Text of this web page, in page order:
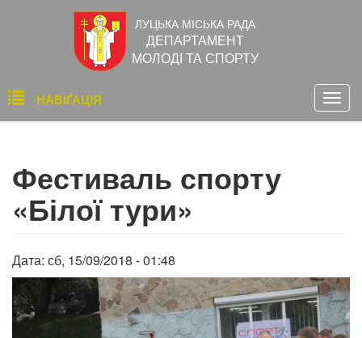
ЛУЦЬКА МІСЬКА РАДА
ДЕПАРТАМЕНТ
МОЛОДІ ТА СПОРТУ
Основна
навіґація
НАВІҐАЦІЯ
Фестиваль спорту
«Білої тури»
Дата: сб, 15/09/2018 - 01:48